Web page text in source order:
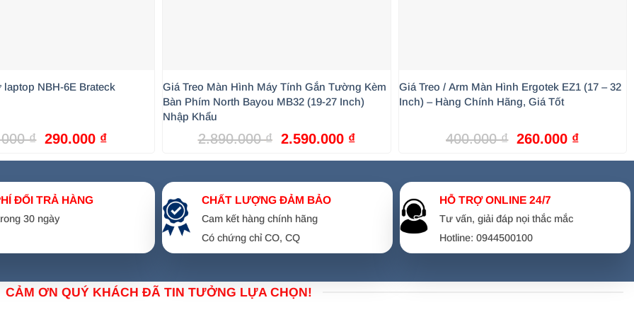
màn hình 360 độ tùy ý. Khớp nối cho phép chỉnh góc nghiêng lên xuống để phù hợp với hướng mắt nhìn, giúp giảm
Chỉ cần vặn vít kẹp vào mép bàn là xong, cực kỳ chắc chắn và không làm hư hại mặt bàn.
thế bằng một cột trụ duy nhất. Khoảng trống dưới màn hình anh em có thể tận dụng để bàn phím, loa hoặc đồ trang
NBH-6E Brateck
₫ Giá
390.000 ₫.
290.000 ₫Giá
là:
290.000 ₫.
Giá Treo Màn Hình Máy Tính Gắn Tường Kèm
Bàn Phím North Bayou MB32 (19-27 Inch)
Nhập Khẩu
2.890.000₫
Giá
2.890.000 ₫.
2.590.000 ₫Giá
là:
2.590.000 ₫.
Giá Treo / Arm Màn Hình Ergotek EZ1 (17 – 32
Inch) – Hàng Chính Hãng, Giá Tốt
400.000₫ Giá
400.000 ₫.
260.000 ₫Giá
là:
260.000
ĐỔI TRẢ HÀNG
30 ngày
CHẤT LƯỢNG ĐẢM BẢO
Cam kết hàng chính hãng
Có chứng chỉ CO, CQ
HỖ TRỢ ONLINE 24/7
Tư vấn, giải đáp nọi thắc mắc
Hotline: 0944500100
CẢM ƠN QUÝ KHÁCH ĐÃ TIN TƯỞNG LỰA CHỌN!